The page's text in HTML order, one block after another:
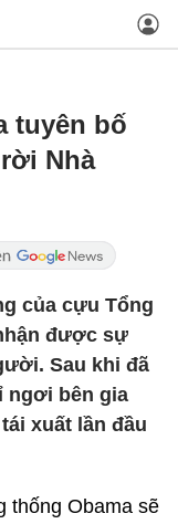
tuyên bố
Nhà
của cựu Tổng
được sự
Sau khi đã
ngơi bên gia
xuất lần đầu
thống Obama sẽ